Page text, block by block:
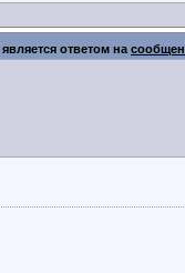
является ответом на